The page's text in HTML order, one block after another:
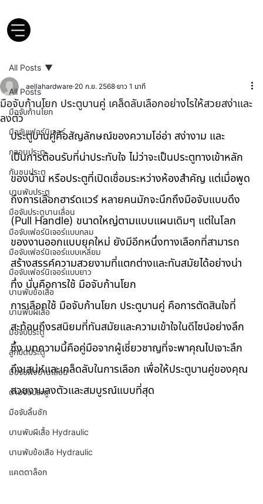
All Posts
มือจับก้านโยก
มือจับเฟอร์นิเจอร์
กลอนประตู
กันชนประตู
บานพับประตู
มือจับประตูบานเลื่อน
มือจับเฟอร์นิเจอร์แบบกลม
มือจับเฟอร์นิเจอร์แบบเหลี่ยม
มือจับเฟอร์นิเจอร์แบบยาว
บานพับข้อเสือ
บานพับผีเสื้อ
มือจับประตู
ลูกบิดประตู
มือจับฝังบานเลื่อน
ด้ามจับประตู
มือจับลิ้นชัก
บานพับผีเสื้อ Hydraulic
บานพับข้อเสือ Hydraulic
แคตตาล็อก
All Posts
มือจับก้านโยก ประตูบานคู่ เคล็ดลับเลือกอย่างไรให้สวยสง่าและ
ลงตัว
aellahardware 20 ก.ย. 2568 ยาว 1 นาที
ประตูบานคู่คือสัญลักษณ์ของความโอ่อ่า สง่างาม และ
เป็นการต้อนรับที่น่าประทับใจ ไม่ว่าจะเป็นประตูทางเข้าหลัก
ของบ้าน หรือประตูที่เปิดเชื่อมระหว่างห้องสำคัญ แต่เมื่อพูด
ถึงการเลือกฮาร์ดแวร์ หลายคนมักจะนึกถึงมือจับแบบดึง
(Pull Handle) ขนาดใหญ่ตามแบบแผนเดิมๆ แต่ในโลก
ของงานออกแบบยุคใหม่ ยังมีอีกหนึ่งทางเลือกที่สามารถ
สร้างสรรค์ความสวยงามที่แตกต่างและทันสมัยได้อย่างน่า
ทึ่ง นั่นคือการใช้ มือจับก้านโยก
การเลือกใช้ มือจับก้านโยก ประตูบานคู่ คือการตัดสินใจที่
สะท้อนถึงรสนิยมที่ทันสมัยและความเข้าใจในดีไซน์อย่างลึก
ซึ้ง บทความนี้คือคู่มือจากผู้เชี่ยวชาญที่จะพาคุณไปเจาะลึก
ถึงเสน่ห์และเคล็ดลับในการเลือก เพื่อให้ประตูบานคู่ของคุณ
สวยงามลงตัวและสมบูรณ์แบบที่สุด